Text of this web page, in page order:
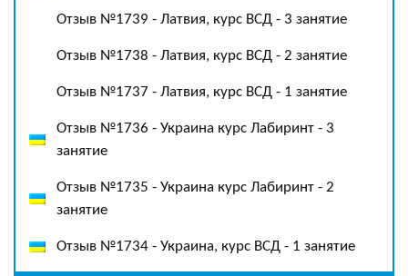
Отзыв №1739 - Латвия, курс ВСД - 3 занятие
Отзыв №1738 - Латвия, курс ВСД - 2 занятие
Отзыв №1737 - Латвия, курс ВСД - 1 занятие
Отзыв №1736 - Украина курс Лабиринт - 3
занятие
Отзыв №1735 - Украина курс Лабиринт - 2
занятие
Отзыв №1734 - Украина, курс ВСД - 1 занятие